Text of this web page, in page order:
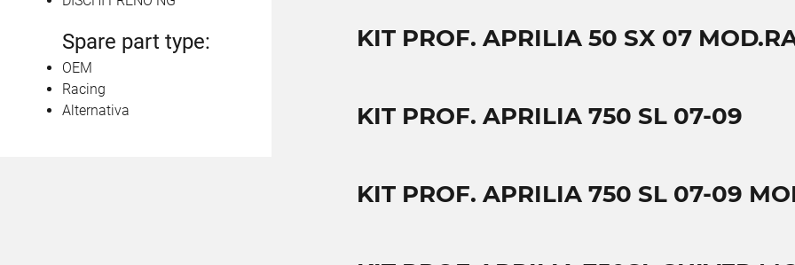
KIT PROF. APRILIA 50 SX 07
KIT PROF. APRILIA 750 SL 07-09
KIT PROF. APRILIA 750 SL 07-09
Spare part type:
OEM
Racing
Alternativa